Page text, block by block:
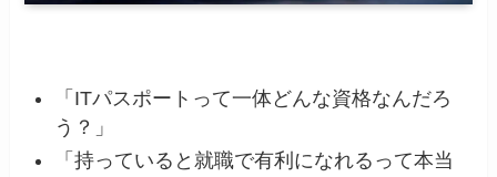
「ITパスポートって一体どんな資格なんだろ
う？」
「持っていると就職で有利になれるって本当